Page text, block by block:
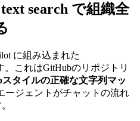
search で組織全
に組み込まれた
。これはGitHubのリポジトリ
スタイルの正確な文字列マッ
ージェントがチャットの流れ